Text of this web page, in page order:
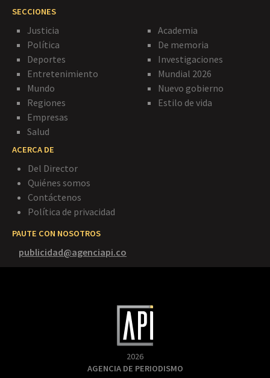
SECCIONES
Justicia
Política
Deportes
Entretenimiento
Mundo
Regiones
Empresas
Salud
Academia
De memoria
Investigaciones
Mundial 2026
Nuevo gobierno
Estilo de vida
ACERCA DE
Del Director
Quiénes somos
Contáctenos
Política de privacidad
PAUTE CON NOSOTROS
publicidad@agenciapi.co
2026
AGENCIA DE PERIODISMO